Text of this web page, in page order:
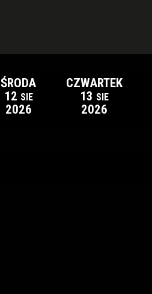
ŚRODA
12 SIE
2026
CZWARTEK
13 SIE
2026